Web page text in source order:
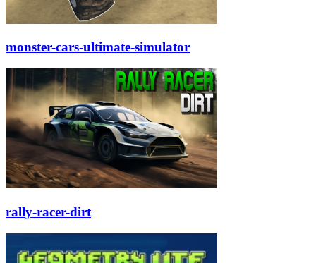
monster-cars-ultimate-simulator
rally-racer-dirt